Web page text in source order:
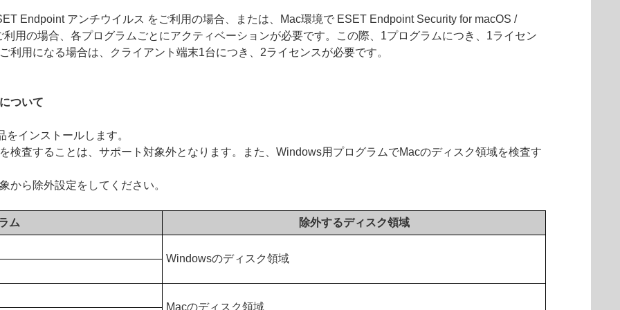
Endpoint アンチウイルス をご利用の場合、または、Mac環境で ESET Endpoint Security for macOS /
用の場合、各プログラムごとにアクティベーションが必要です。この際、1プログラムにつき、1ライセン
利用になる場合は、クライアント端末1台につき、2ライセンスが必要です。
ついて
インストールします。
検査することは、サポート対象外となります。また、Windows用プログラムでMacのディスク領域を検査す
から除外設定をしてください。
ム 除外するディスク領域
Windowsのディスク領域
Macのディスク領域